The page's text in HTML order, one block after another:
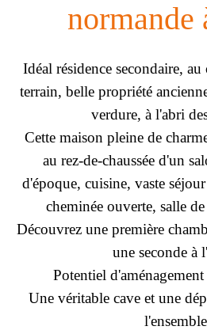
Idéal résidence secondaire,
terrain, belle propriété
verdure, à l'abri
Cette maison pleine de
au rez-de-chaussée d'un
d'époque, cuisine, vaste
cheminée ouverte, salle
Découvrez une première
une seconde à
Potentiel
Une véritable cave et une